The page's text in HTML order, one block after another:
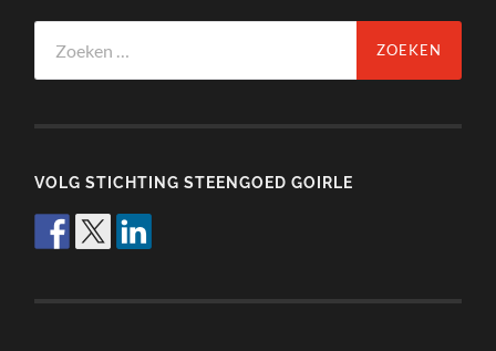
naar:
VOLG STICHTING STEENGOED GOIRLE